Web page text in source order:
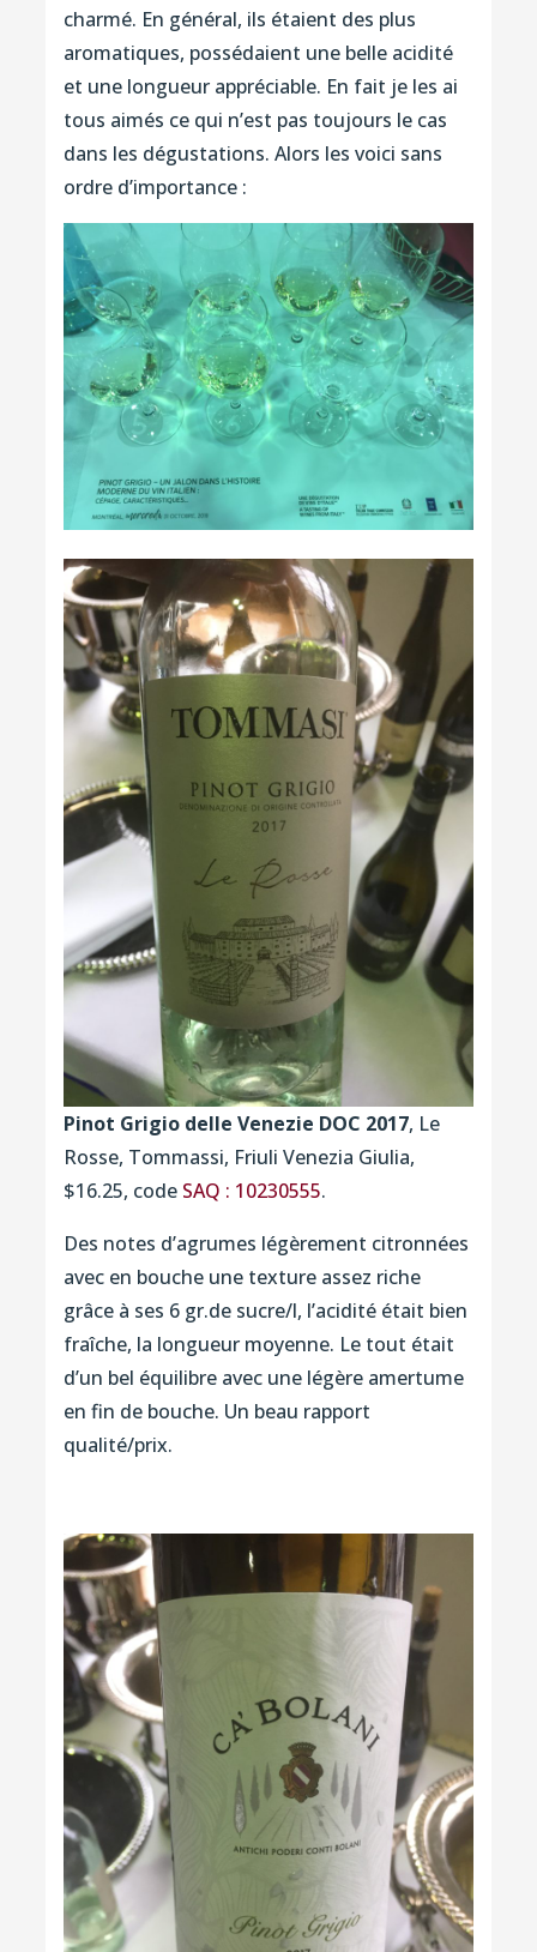
charmé. En général, ils étaient des plus
aromatiques, possédaient une belle acidité
et une longueur appréciable. En fait je les ai
tous aimés ce qui n’est pas toujours le cas
dans les dégustations. Alors les voici sans
ordre d’importance :
Pinot Grigio delle Venezie DOC 2017, Le
Rosse, Tommassi, Friuli Venezia Giulia,
$16.25, code SAQ : 10230555.
Des notes d’agrumes légèrement citronnées
avec en bouche une texture assez riche
grâce à ses 6 gr.de sucre/l, l’acidité était bien
fraîche, la longueur moyenne. Le tout était
d’un bel équilibre avec une légère amertume
en fin de bouche. Un beau rapport
qualité/prix.